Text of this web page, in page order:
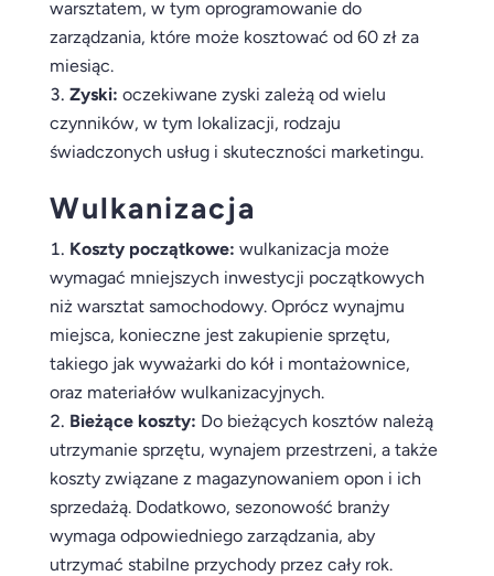
warsztatem, w tym oprogramowanie do
zarządzania, które może kosztować od 60 zł za
miesiąc.
Zyski: oczekiwane zyski zależą od wielu
czynników, w tym lokalizacji, rodzaju
świadczonych usług i skuteczności marketingu.
Wulkanizacja
Koszty początkowe: wulkanizacja może
wymagać mniejszych inwestycji początkowych
niż warsztat samochodowy. Oprócz wynajmu
miejsca, konieczne jest zakupienie sprzętu,
takiego jak wyważarki do kół i montażownice,
oraz materiałów wulkanizacyjnych.
Bieżące koszty: Do bieżących kosztów należą
utrzymanie sprzętu, wynajem przestrzeni, a także
koszty związane z magazynowaniem opon i ich
sprzedażą. Dodatkowo, sezonowość branży
wymaga odpowiedniego zarządzania, aby
utrzymać stabilne przychody przez cały rok.